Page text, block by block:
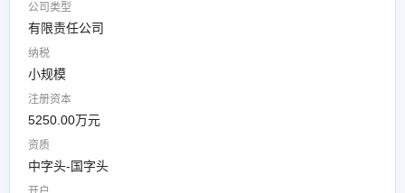
公司类型
有限责任公司
纳税
小规模
注册资本
5250.00万元
资质
中字头-国字头